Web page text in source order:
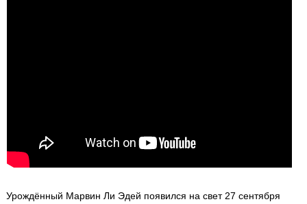
Урождённый Марвин Ли Эдей появился на свет 27 сентября